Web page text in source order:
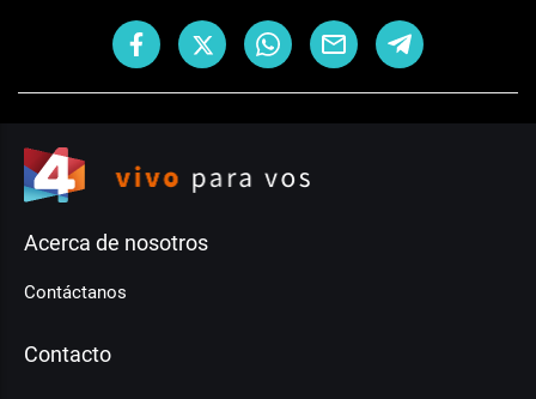
Acerca de nosotros
Contáctanos
Contacto